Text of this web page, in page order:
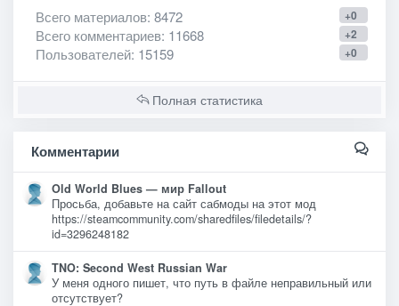
+0
Всего материалов: 8472
+2
Всего комментариев: 11668
+0
Пользователей: 15159
Полная статистика
Комментарии
Old World Blues — мир Fallout
Просьба, добавьте на сайт сабмоды на этот мод
https://steamcommunity.com/sharedfiles/filedetails/?
id=3296248182
TNO: Second West Russian War
У меня одного пишет, что путь в файле неправильный или
отсутствует?